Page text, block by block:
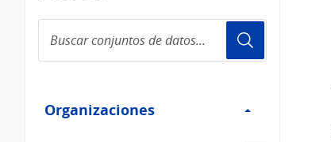
conjuntos
de
Organizaciones
Organizaciones